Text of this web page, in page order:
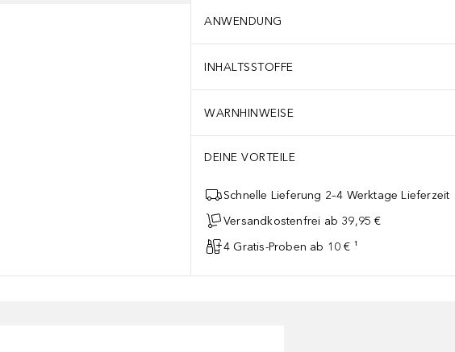
ANWENDUNG
INHALTSSTOFFE
WARNHINWEISE
DEINE VORTEILE
Schnelle Lieferung 2–4 Werktage Lieferzeit
Versandkostenfrei ab 39,95 €
4 Gratis-Proben ab 10 € ¹